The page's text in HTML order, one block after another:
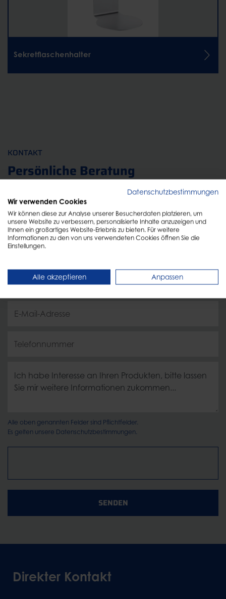
Sekretflaschenhalter
KONTAKT
Persönliche Beratung
Füllen Sie einfach das Formular aus und wir melden
uns schnellstmöglich zurück!
Alle oben genannten Felder sind Pflichtfelder.
Es gelten unsere Datenschutzbestimmungen.
SENDEN
Direkter Kontakt
Datenschutzbestimmungen
Wir verwenden Cookies
Wir können diese zur Analyse unserer Besucherdaten platzieren, um
unsere Website zu verbessern, personalisierte Inhalte anzuzeigen und
Ihnen ein großartiges Website-Erlebnis zu bieten. Für weitere
Informationen zu den von uns verwendeten Cookies öffnen Sie die
Einstellungen.
Alle akzeptieren Anpassen